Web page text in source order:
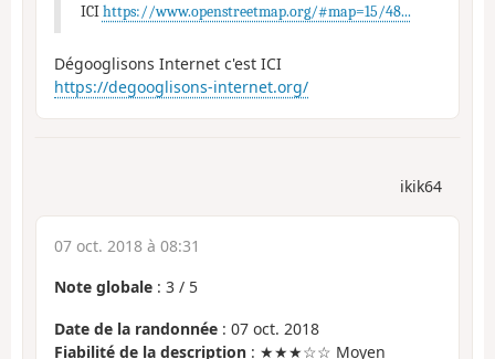
ICIhttps://www.openstreetmap.org/#map=15/48...
Dégooglisons Internet c'est ICI
https://degooglisons-internet.org/
ikik64
07 oct. 2018 à 08:31
Note globale : 3 / 5
Date de la randonnée : 07 oct. 2018
Fiabilité de la description : ★★★☆☆ Moyen